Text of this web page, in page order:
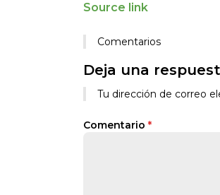
Source link
Comentarios
Deja una
Tu dirección de correo
Comentario *
Alternative: